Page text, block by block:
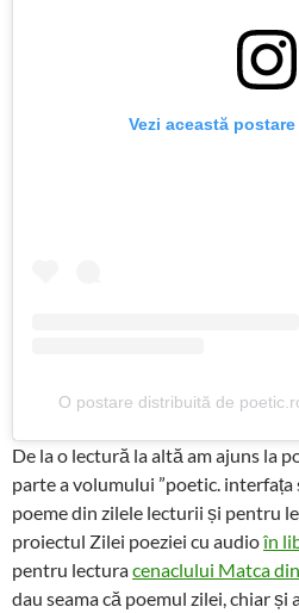
Vezi această
O postare distribuită de
De la o lectură la altă am ajuns la
parte a volumului ”poetic. interfața
poeme din zilele lecturii și pentru
proiectul Zilei poeziei cu audioîn
pentru lecturacenaclului Matca
dau seama că poemul zilei, chiar și